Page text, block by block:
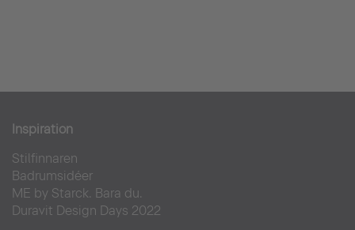
Inspiration
Stilfinnaren
Badrumsidéer
ME by Starck. Bara du.
Duravit Design Days 2022